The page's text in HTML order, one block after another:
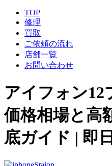
TOP
修理
買取
ご依頼の流れ
店舗一覧
お問い合わせ
アイフォン12
価格相場と高
底ガイド | 即